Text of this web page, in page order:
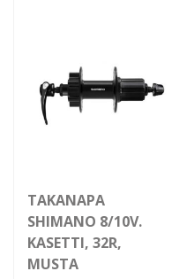
TAKANAPA
SHIMANO 8/10V.
KASETTI, 32R,
MUSTA